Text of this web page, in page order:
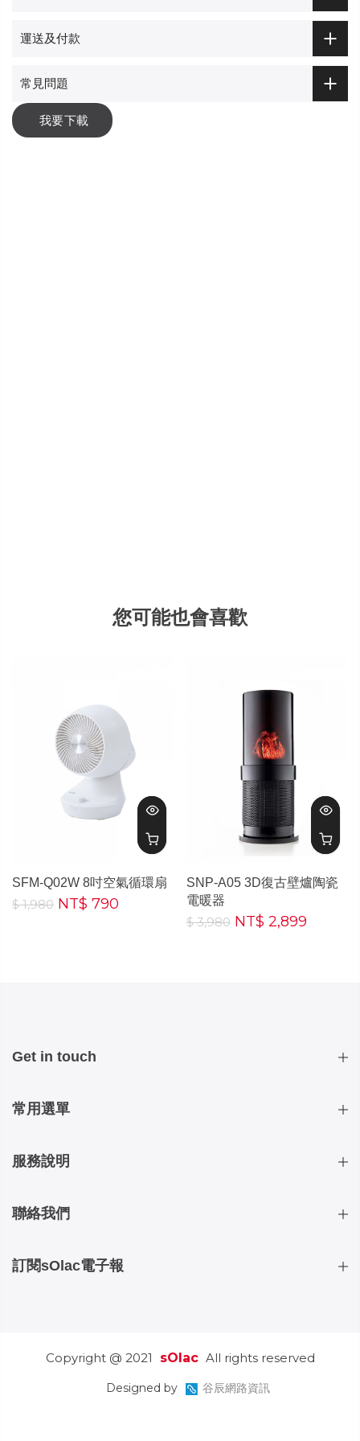
運送及付款
常見問題
我要下載
您可能也會喜歡
SFM-Q02W 8吋空氣循環扇
$ 1,980 NT$ 790
SNP-A05 3D復古壁爐陶瓷
電暖器
$ 3,980 NT$ 2,899
Get in touch
常用選單
服務說明
聯絡我們
訂閱sOlac電子報
Copyright @ 2021 sOlac All rights reserved
Designed by 谷辰網路資訊